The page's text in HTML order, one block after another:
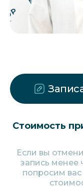
Стоимость
Если вы
запись менее
попросим